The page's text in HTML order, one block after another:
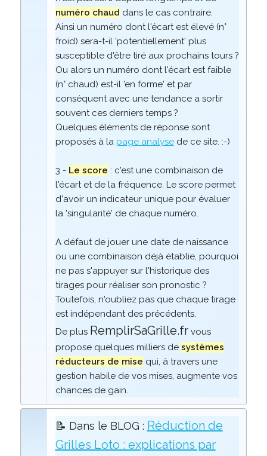
numéro chaud dans le cas contraire.
Ainsi un numéro dont l'écart est élevé (n°
froid) sera-t-il 'potentiellement' plus
susceptible d'être tiré aux prochains tours ?
Ou alors un numéro dont l'écart est faible
(n° chaud) est-il 'en forme' et par
conséquent avec une tendance a sortir
souvent ces derniers temps ?
Quelques éléments de réponse sont
proposés à la page analysede ce site. :-)
3 - Le score : c'est une combinaison de
l'écart et de la fréquence. Le score permet
d'avoir un indicateur unique pour évaluer
la 'singularité' de chaque numéro.
A défaut de jouer une date de naissance
ou une combinaison déjà établie, pourquoi
ne pas s'appuyer sur l'historique des
tirages pour réaliser son pronostic ?
Toutefois, n'oubliez pas que chaque tirage
est indépendant des précédents.
De plus RemplirSaGrille.frvous
propose quelques milliers de systèmes
réducteurs de mise qui, à travers une
gestion habile de vos mises, augmente vos
chances de gain.
📝 Dans le BLOG : Réduction de
Grilles Loto : explications par